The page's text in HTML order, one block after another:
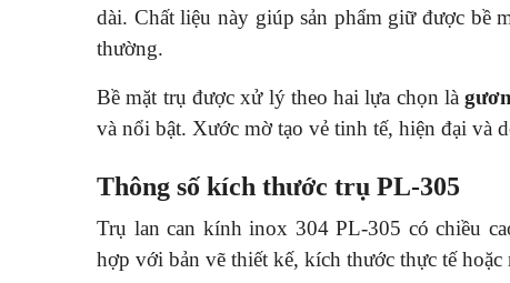
dài. Chất liệu này giúp sản phẩm giữ được bề
thường.
Bề mặt trụ được xử lý theo hai lựa chọn là
và nổi bật. Xước mờ tạo vẻ tinh tế, hiện đại và
Thông số kích thước trụ PL-305
Trụ lan can kính inox 304 PL-305 có chiều
hợp với bản vẽ thiết kế, kích thước thực tế